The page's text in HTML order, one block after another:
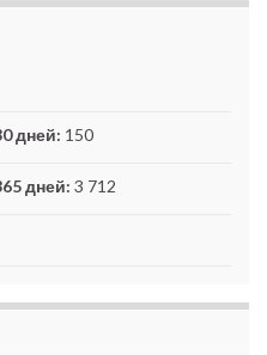
дней: 150
дней: 3 712